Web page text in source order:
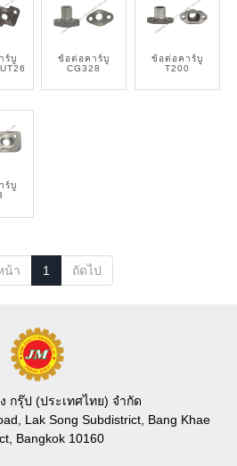
ร์บู
ข้อต่อคาร์บู
CG328
ข้อต่อคาร์บู
T200
ร์บู
น้า 1 ถัดไป
กรุ๊ป (ประเทศไทย) จำกัด
Lak Song Subdistrict, Bang Khae
Bangkok 10160